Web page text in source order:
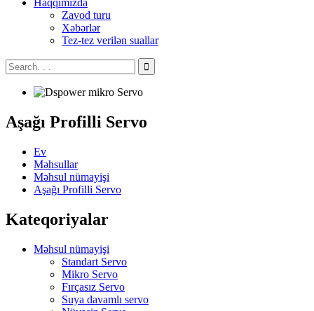
Haqqımızda
Zavod turu
Xəbərlər
Tez-tez verilən suallar
Aşağı Profilli Servo
Ev
Məhsullar
Məhsul nümayişi
Aşağı Profilli Servo
Kateqoriyalar
Məhsul nümayişi
Standart Servo
Mikro Servo
Fırçasız Servo
Suya davamlı servo